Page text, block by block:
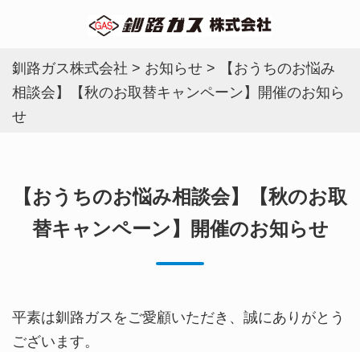
釧路ガス株式会社 > お知らせ >
【おうちのお悩み
相談会】【秋のお取替キャンペーン】開催のお知ら
せ
【おうちのお悩み相談会】【秋のお取
替キャンペーン】開催のお知らせ
平素は釧路ガスをご愛顧いただき、誠にありがとう
ございます。